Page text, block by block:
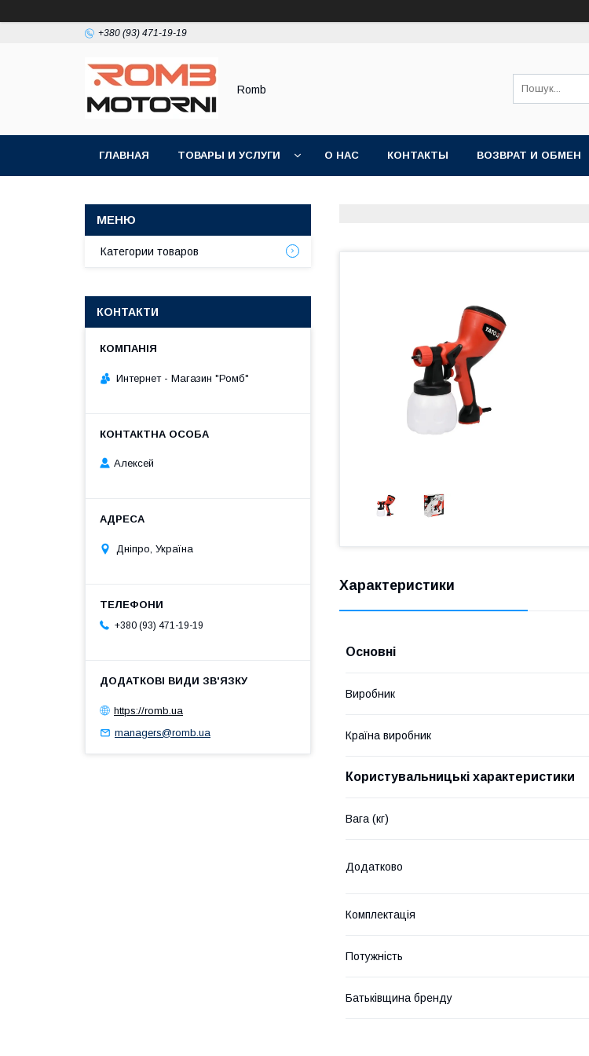
+380 (93) 471-19-19
Romb
ГЛАВНАЯ ТОВАРЫ И УСЛУГИ О НАС КОНТАКТЫ ВОЗВРАТ И ОБМЕН
Характеристики
Основні
Виробник
Країна виробник
Користувальницькі характеристики
Вага (кг)
Додатково
Комплектація
Потужність
Батьківщина бренду
Категории товаров
КОНТАКТИ
Интернет - Магазин "Ромб"
Алексей
Дніпро, Україна
+380 (93) 471-19-19
https://romb.ua
managers@romb.ua